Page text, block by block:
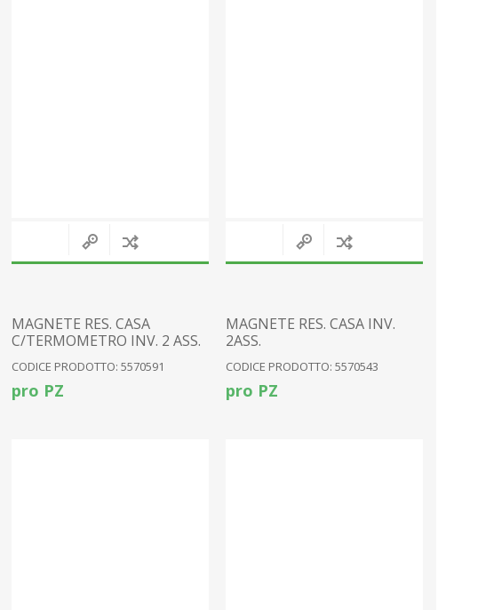
MAGNETE RES. CASA
C/TERMOMETRO INV. 2 ASS.
CODICE PRODOTTO: 5570591
pro PZ
MAGNETE RES. CASA INV.
2ASS.
CODICE PRODOTTO: 5570543
pro PZ